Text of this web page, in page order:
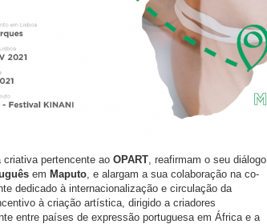
criativa pertencente ao OPART, reafirmam o seu diálogo
em Maputo, e alargam a sua colaboração na co-
dedicado à internacionalização e circulação da
à criação artística, dirigido a criadores
entre países de expressão portuguesa em África e a